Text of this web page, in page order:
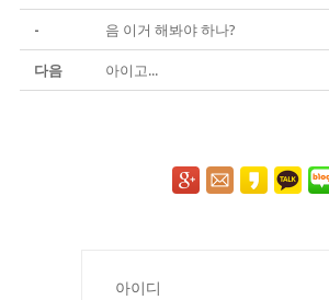
- 음 이거 해봐야 하나?
다음 아이고...
아이디